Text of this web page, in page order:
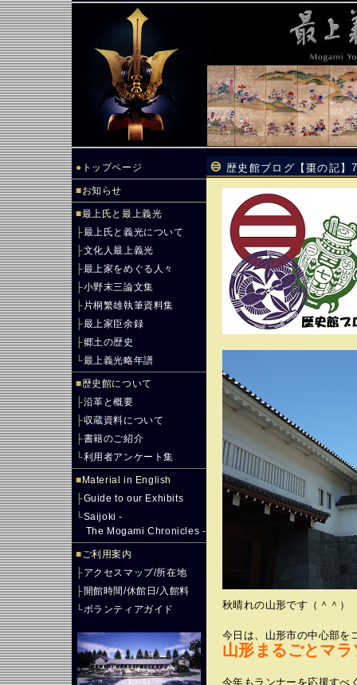
● トップページ
■お知らせ
■最上氏と最上義光
├最上氏と義光について
├文化人最上義光
├最上家をめぐる人々
├小野末三論文集
├ 片桐繁雄執筆資料集
├最上家臣余録
├郷土の歴史
└最上義光略年譜
■歴史館について
├沿革と概要
├収蔵資料について
├書籍のご紹介
└利用者アンケート集
■ Material in English
├Guide to our Exhibits
└Saijoki -
The Mogami Chronicles -
■ご利用案内
├アクセスマップ/所在地
├開館時間/休館日/入館料
└ボランティアガイド
歴史館ブログ【棗の記
秋晴れの山形です（＾＾）
今日は、山形市の中心部を
山形まるごとマラ
今年もランナーを応援すべ